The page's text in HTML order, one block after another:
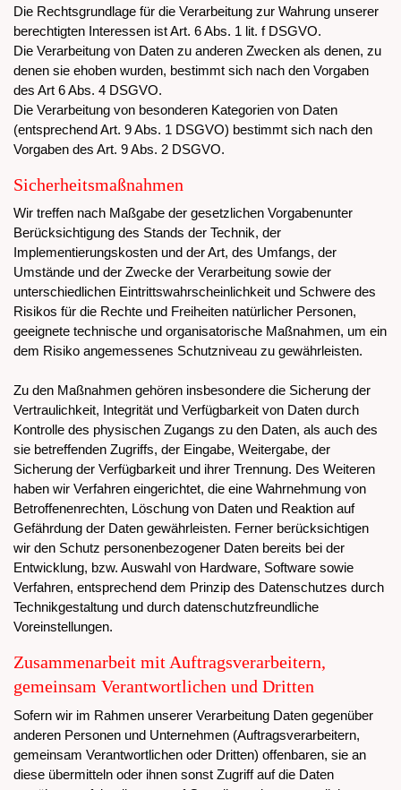
Die Rechtsgrundlage für die Verarbeitung zur Wahrung unserer
berechtigten Interessen ist Art. 6 Abs. 1 lit. f DSGVO.
Die Verarbeitung von Daten zu anderen Zwecken als denen, zu
denen sie ehoben wurden, bestimmt sich nach den Vorgaben
des Art 6 Abs. 4 DSGVO.
Die Verarbeitung von besonderen Kategorien von Daten
(entsprechend Art. 9 Abs. 1 DSGVO) bestimmt sich nach den
Vorgaben des Art. 9 Abs. 2 DSGVO.
Sicherheitsmaßnahmen
Wir treffen nach Maßgabe der gesetzlichen Vorgabenunter
Berücksichtigung des Stands der Technik, der
Implementierungskosten und der Art, des Umfangs, der
Umstände und der Zwecke der Verarbeitung sowie der
unterschiedlichen Eintrittswahrscheinlichkeit und Schwere des
Risikos für die Rechte und Freiheiten natürlicher Personen,
geeignete technische und organisatorische Maßnahmen, um ein
dem Risiko angemessenes Schutzniveau zu gewährleisten.
Zu den Maßnahmen gehören insbesondere die Sicherung der
Vertraulichkeit, Integrität und Verfügbarkeit von Daten durch
Kontrolle des physischen Zugangs zu den Daten, als auch des
sie betreffenden Zugriffs, der Eingabe, Weitergabe, der
Sicherung der Verfügbarkeit und ihrer Trennung. Des Weiteren
haben wir Verfahren eingerichtet, die eine Wahrnehmung von
Betroffenenrechten, Löschung von Daten und Reaktion auf
Gefährdung der Daten gewährleisten. Ferner berücksichtigen
wir den Schutz personenbezogener Daten bereits bei der
Entwicklung, bzw. Auswahl von Hardware, Software sowie
Verfahren, entsprechend dem Prinzip des Datenschutzes durch
Technikgestaltung und durch datenschutzfreundliche
Voreinstellungen.
Zusammenarbeit mit Auftragsverarbeitern,
gemeinsam Verantwortlichen und Dritten
Sofern wir im Rahmen unserer Verarbeitung Daten gegenüber
anderen Personen und Unternehmen (Auftragsverarbeitern,
gemeinsam Verantwortlichen oder Dritten) offenbaren, sie an
diese übermitteln oder ihnen sonst Zugriff auf die Daten